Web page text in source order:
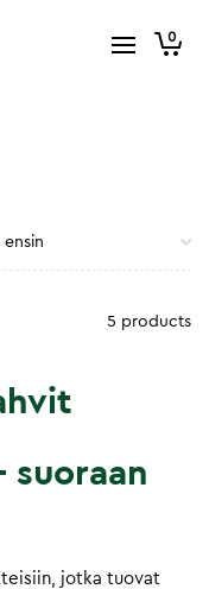
0
5 products
suoraan
jotka tuovat